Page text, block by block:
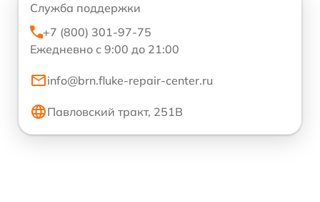
Служба поддержки
+7 (800) 301-97-75
Ежедневно с 9:00 до 21:00
info@brn.fluke-repair-center.ru
Павловский тракт, 251В